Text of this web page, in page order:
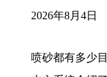
2026年8月4日
喷砂都有多少目